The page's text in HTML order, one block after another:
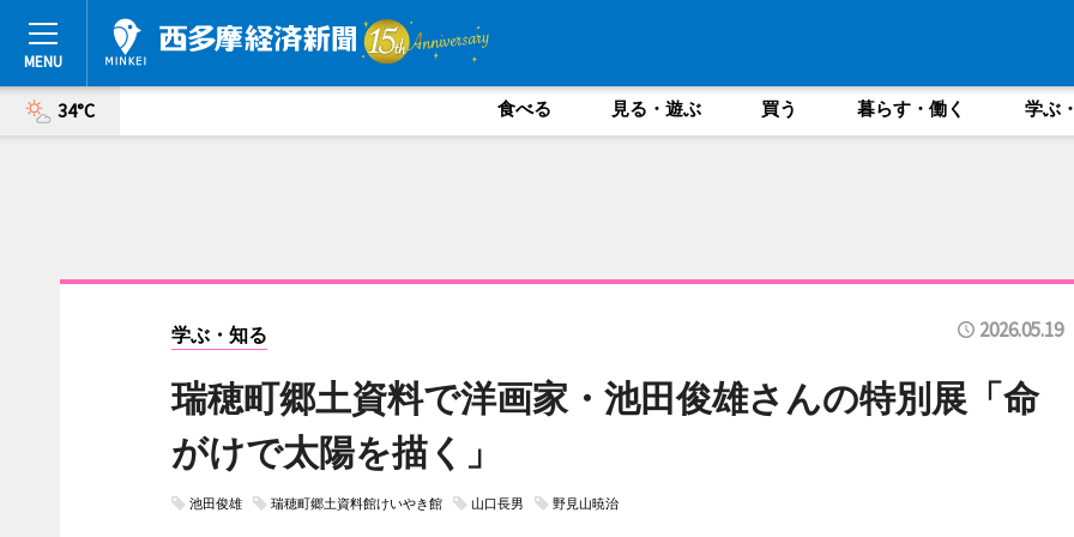
34°C 食べる 見る・遊ぶ 買う 暮らす・働く 学ぶ
学ぶ・知る 2026.05.19
瑞穂町郷土資料で洋画家・池田俊雄さんの特別展「命
がけで太陽を描く」
池田俊雄 瑞穂町郷土資料館けいやき館 山口長男 野見山暁治